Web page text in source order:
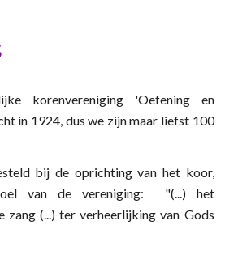
korenvereniging 'Oefening en
in 1924, dus we zijn maar liefst 100
bij de oprichting van het koor,
van de vereniging: "(...) het
zang (...) ter verheerlijking van Gods